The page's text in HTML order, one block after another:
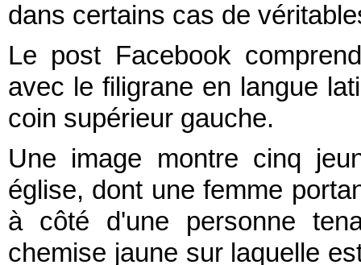
dans certains cas de
Le post Facebook
avec le filigrane en langue
coin supérieur gauche.
Une image montre cinq
église, dont une femme
à côté d'une personne
chemise jaune sur laquelle